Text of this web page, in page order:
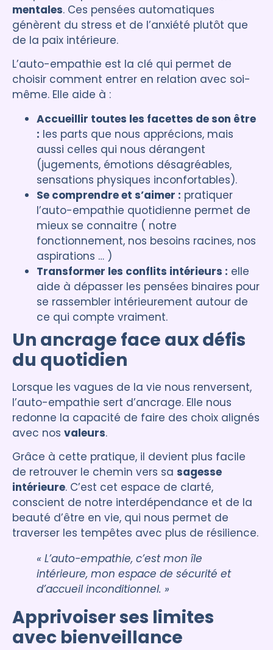
mentales. Ces pensées automatiques
génèrent du stress et de l’anxiété plutôt que
de la paix intérieure.
L’auto-empathie est la clé qui permet de
choisir comment entrer en relation avec soi-
même. Elle aide à :
Accueillir toutes les facettes de son être
: les parts que nous apprécions, mais
aussi celles qui nous dérangent
(jugements, émotions désagréables,
sensations physiques inconfortables).
Se comprendre et s’aimer : pratiquer
l’auto-empathie quotidienne permet de
mieux se connaitre ( notre
fonctionnement, nos besoins racines, nos
aspirations … )
Transformer les conflits intérieurs : elle
aide à dépasser les pensées binaires pour
se rassembler intérieurement autour de
ce qui compte vraiment.
Un ancrage face aux défis
du quotidien
Lorsque les vagues de la vie nous renversent,
l’auto-empathie sert d’ancrage. Elle nous
redonne la capacité de faire des choix alignés
avec nos valeurs.
Grâce à cette pratique, il devient plus facile
de retrouver le chemin vers sa sagesse
intérieure. C’est cet espace de clarté,
conscient de notre interdépendance et de la
beauté d’être en vie, qui nous permet de
traverser les tempêtes avec plus de résilience.
« L’auto-empathie, c’est mon île
intérieure, mon espace de sécurité et
d’accueil inconditionnel. »
Apprivoiser ses limites
avec bienveillance